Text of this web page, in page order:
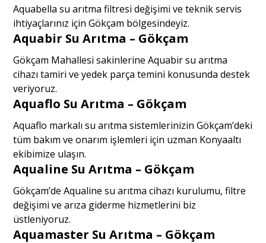
Aquabella su arıtma filtresi değişimi ve teknik servis
ihtiyaçlarınız için Gökçam bölgesindeyiz.
Aquabir Su Arıtma – Gökçam
Gökçam Mahallesi sakinlerine Aquabir su arıtma
cihazı tamiri ve yedek parça temini konusunda destek
veriyoruz.
Aquaflo Su Arıtma – Gökçam
Aquaflo markalı su arıtma sistemlerinizin Gökçam’deki
tüm bakım ve onarım işlemleri için uzman Konyaaltı
ekibimize ulaşın.
Aqualine Su Arıtma – Gökçam
Gökçam’de Aqualine su arıtma cihazı kurulumu, filtre
değişimi ve arıza giderme hizmetlerini biz
üstleniyoruz.
Aquamaster Su Arıtma – Gökçam